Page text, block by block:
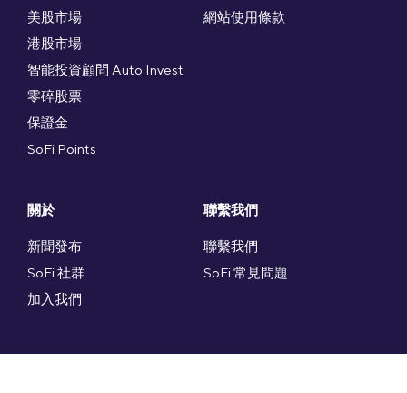
美股市場
港股市場
智能投資顧問 Auto Invest
零碎股票
保證金
SoFi Points
網站使用條款
關於
新聞發布
SoFi 社群
加入我們
聯繫我們
聯繫我們
SoFi 常見問題